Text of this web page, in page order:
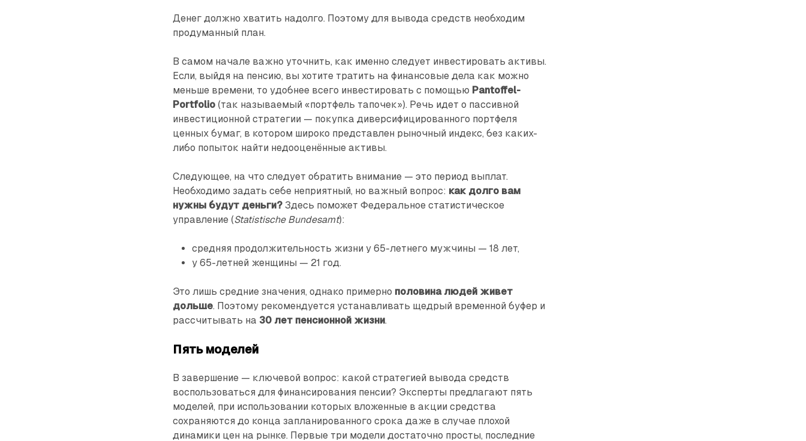
Денег должно хватить надолго. Поэтому для вывода средств необходим
продуманный план.
В самом начале важно уточнить, как именно следует инвестировать активы.
Если, выйдя на пенсию, вы хотите тратить на финансовые дела как можно
меньше времени, то удобнее всего инвестировать с помощью Pantoffel-
Portfolio (так называемый «портфель тапочек»). Речь идет о пассивной
инвестиционной стратегии — покупка диверсифицированного портфеля
ценных бумаг, в котором широко представлен рыночный индекс, без каких-
либо попыток найти недооценённые активы.
Следующее, на что следует обратить внимание — это период выплат.
Необходимо задать себе неприятный, но важный вопрос: как долго вам
нужны будут деньги? Здесь поможет Федеральное статистическое
управление (Statistische Bundesamt):
средняя продолжительность жизни у 65-летнего мужчины — 18 лет,
у 65-летней женщины — 21 год.
Это лишь средние значения, однако примерно половина людей живет
дольше. Поэтому рекомендуется устанавливать щедрый временной буфер и
рассчитывать на 30 лет пенсионной жизни.
Пять моделей
В завершение — ключевой вопрос: какой стратегией вывода средств
воспользоваться для финансирования пенсии? Эксперты предлагают пять
моделей, при использовании которых вложенные в акции средства
сохраняются до конца запланированного срока даже в случае плохой
динамики цен на рынке. Первые три модели достаточно просты, последние